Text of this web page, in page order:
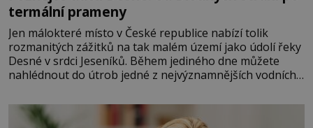
termální prameny
Jen málokteré místo v České republice nabízí tolik
rozmanitých zážitků na tak malém území jako údolí řeky
Desné v srdci Jeseníků. Během jediného dne můžete
nahlédnout do útrob jedné z nejvýznamnějších vodních
se na koloběžce a den zakončit poznáváním památek ve
Velkých Losinách nebo v termálním